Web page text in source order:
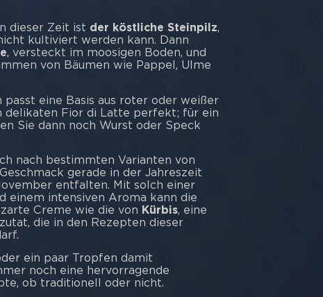
dieser Zeit ist der köstliche Steinpilz,
kultiviert werden kann. Dann
, versteckt im moosigen Boden, und
von Bäumen wie Pappel, Ulme
passt eine Basis aus roter oder weißer
delikaten Fior di Latte perfekt; für ein
Sie dann noch Wurst oder Speck
nach bestimmten Varianten von
gerade in der Jahreszeit
entfalten. Mit solch einer
einem intensiven Aroma kann die
Creme wie die von Kürbis, eine
die in den Rezepten dieser
ein paar Tropfen damit
noch eine hervorragende
ob traditionell oder nicht.